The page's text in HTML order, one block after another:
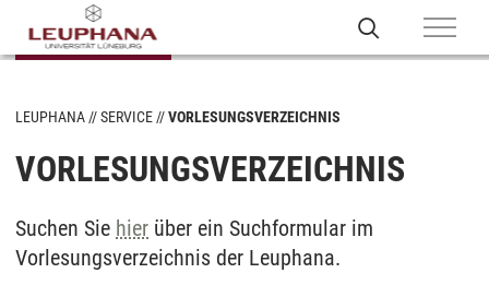
LEUPHANA SERVICE VORLESUNGSVERZEICHNIS
VORLESUNGSVERZEICHNIS
Suchen Sie hier über ein Suchformular im
Vorlesungsverzeichnis der Leuphana.